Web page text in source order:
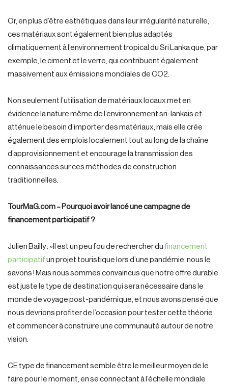
Or, en plus d’être esthétiques dans leur irrégularité naturelle,
ces matériaux sont également bien plus adaptés
climatiquement à l’environnement tropical du Sri Lanka que, par
exemple, le ciment et le verre, qui contribuent également
massivement aux émissions mondiales de CO2.
Non seulement l’utilisation de matériaux locaux met en
évidence la nature même de l’environnement sri-lankais et
atténue le besoin d’importer des matériaux, mais elle crée
également des emplois localement tout au long de la chaîne
d’approvisionnement et encourage la transmission des
connaissances sur ces méthodes de construction
traditionnelles.
TourMaG.com – Pourquoi avoir lancé une campagne de
financement participatif ?
Julien Bailly : »Il est un peu fou de rechercher du financement
participatif un projet touristique lors d’une pandémie, nous le
savons ! Mais nous sommes convaincus que notre offre durable
est juste le type de destination qui sera nécessaire dans le
monde de voyage post-pandémique, et nous avons pensé que
nous devrions profiter de l’occasion pour tester cette théorie
et commencer à construire une communauté autour de notre
vision.
CE type de financement semble être le meilleur moyen de le
faire pour le moment, en se connectant à l’échelle mondiale